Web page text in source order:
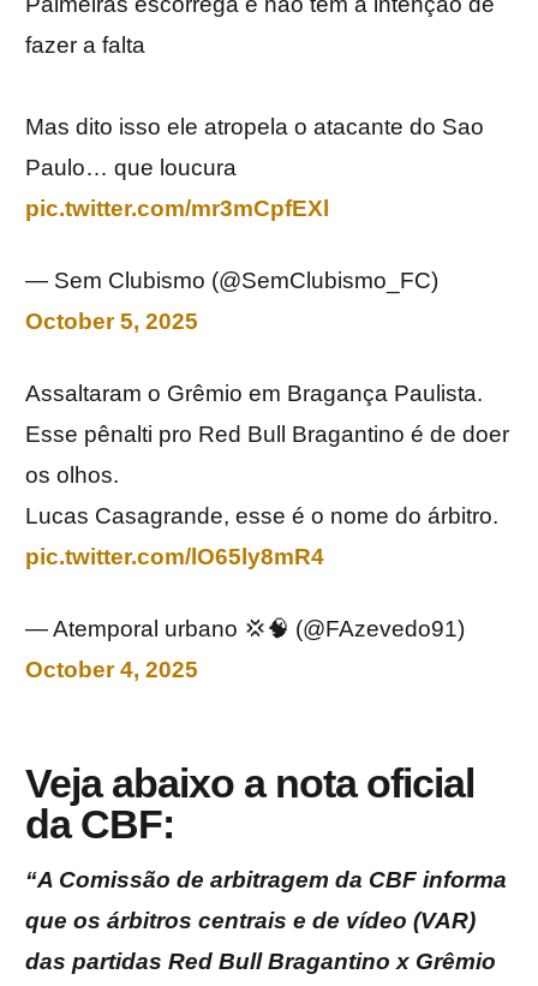
fazer a falta
Mas dito isso ele atropela o atacante do Sao
Paulo… que loucura
pic.twitter.com/mr3mCpfEXl
— Sem Clubismo (@SemClubismo_FC)
October 5, 2025
Assaltaram o Grêmio em Bragança Paulista.
Esse pênalti pro Red Bull Bragantino é de doer
os olhos.
Lucas Casagrande, esse é o nome do árbitro.
pic.twitter.com/lO65ly8mR4
— Atemporal urbano 💢🧠 (@FAzevedo91)
October 4, 2025
Veja abaixo a nota oficial
da CBF:
“A Comissão de arbitragem da CBF informa
que os árbitros centrais e de vídeo (VAR)
das partidas Red Bull Bragantino x Grêmio